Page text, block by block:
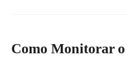
Como Monitorar